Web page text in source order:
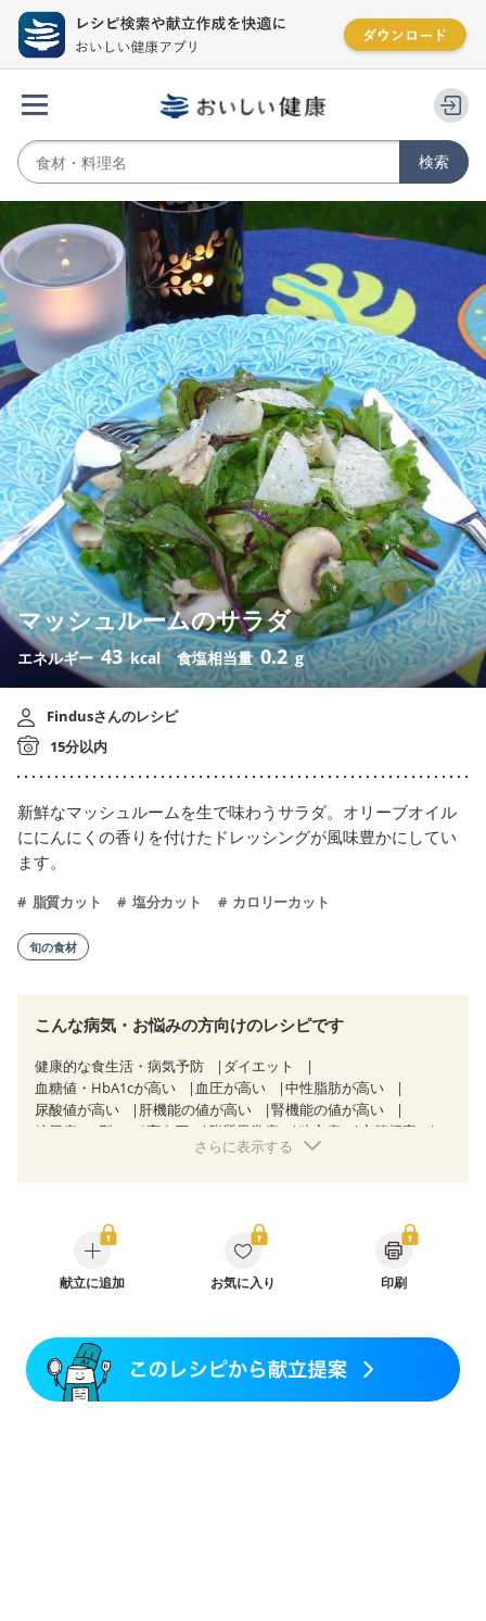
マッシュルームのサラダ
エネルギー43 kcal 食塩相当量0.2 g
Findusさんのレシピ
15分以内
新鮮なマッシュルームを生で味わうサラダ。オリーブオイル
ににんにくの香りを付けたドレッシングが風味豊かにしてい
ます。
脂質カット 塩分カット カロリーカット
旬の食材
こんな病気・お悩みの方向けのレシピです
健康的な食生活・病気予防
ダイエット
血糖値・HbA1cが高い
血圧が高い
中性脂肪が高い
尿酸値が高い
肝機能の値が高い
腎機能の値が高い
糖尿病（2型）
高血圧 脂質異常症 狭心症
心筋梗塞
胆石症
慢性膵炎（移行期・寛解期）
乳がん（ホルモン療法中）
乳がん（放射線治療中）
乳がん治療を終えた方・経過観察中の方など
飲み込みにくい
食欲がない
産後（母乳）
低栄養予防
さらに表示する
献立に追加 お気に入り 印刷